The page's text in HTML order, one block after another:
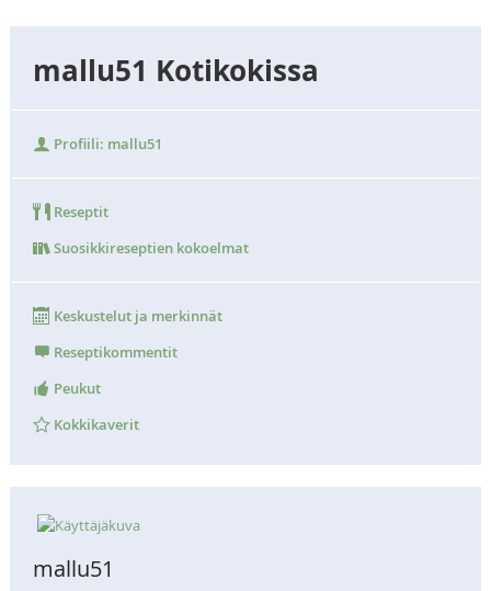
mallu51 Kotikokissa
Profiili: mallu51
Reseptit
Suosikkireseptien kokoelmat
Keskustelut ja merkinnät
Reseptikommentit
Peukut
Kokkikaverit
mallu51